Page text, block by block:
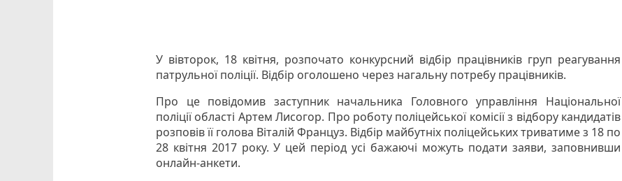
У вівторок, 18 квітня, розпочато конкурсний відбір працівників груп реагування
патрульної поліції. Відбір оголошено через нагальну потребу працівників.
Про це повідомив заступник начальника Головного управління Національної
поліції області Артем Лисогор. Про роботу поліцейської комісії з відбору кандидатів
розповів її голова Віталій Француз. Відбір майбутніх поліцейських триватиме з 18 по
28 квітня 2017 року. У цей період усі бажаючі можуть подати заяви, заповнивши
онлайн-анкети.